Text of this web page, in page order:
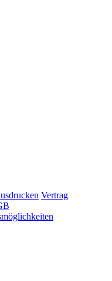
Vertrag